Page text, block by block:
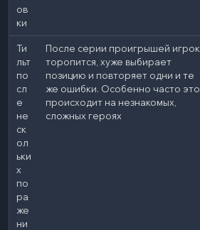
ов
ки
Ти
льт
по
сл
е
не
ск
ол
ьки
х
по
ра
же
ни
После серии проигрышей игрок
торопится, хуже выбирает
позицию и повторяет одни и те
же ошибки. Особенно часто это
происходит на незнакомых,
сложных героях